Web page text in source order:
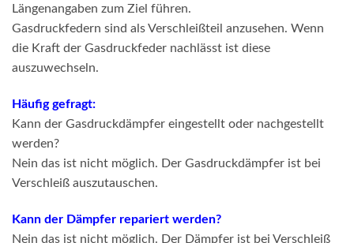
Längenangaben zum Ziel führen.
Gasdruckfedern sind als Verschleißteil anzusehen. Wenn
die Kraft der Gasdruckfeder nachlässt ist diese
auszuwechseln.
Häufig gefragt:
Kann der Gasdruckdämpfer eingestellt oder nachgestellt
werden?
Nein das ist nicht möglich. Der Gasdruckdämpfer ist bei
Verschleiß auszutauschen.
Kann der Dämpfer repariert werden?
Nein das ist nicht möglich. Der Dämpfer ist bei Verschleiß